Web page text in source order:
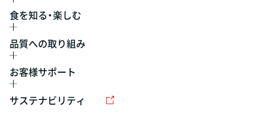
食を知る・楽しむ
品質への取り組み
お客様サポート
サステナビリティ